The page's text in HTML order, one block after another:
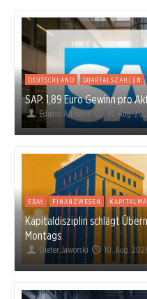
DEUTSCHLAND QUARTALSZAHLEN
SAP: 1,89 Euro Gewinn pro
Eduard Altmann 10. Aug. 2026
EBAY FINANZWESEN
Kapitaldisziplin schlägt
Montags
Dieter Jaworski 10. Aug.